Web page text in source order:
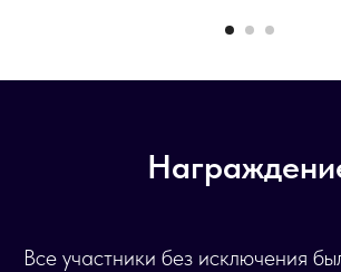
Все участники без исключения